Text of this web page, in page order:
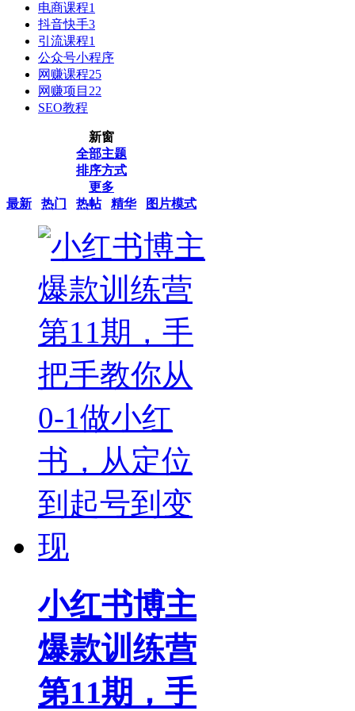
电商课程1
抖音快手3
引流课程1
公众号小程序
网赚课程25
网赚项目 22
SEO教程
新窗
全部主题
排序方式
更多
最新
热门 热帖 精华 图片模式
小红书博主
爆款训练营
第11期，手